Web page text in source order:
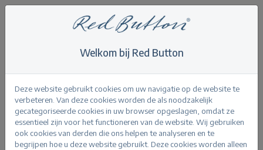
Stella Scuba Pant
Terug
Welkom bij Red Button
Deze website gebruikt cookies om uw navigatie op de website te
verbeteren. Van deze cookies worden de als noodzakelijk
gecategoriseerde cookies in uw browser opgeslagen, omdat ze
essentieel zijn voor het functioneren van de website. Wij gebruiken
ook cookies van derden die ons helpen te analyseren en te
begrijpen hoe u deze website gebruikt. Deze cookies worden alleen